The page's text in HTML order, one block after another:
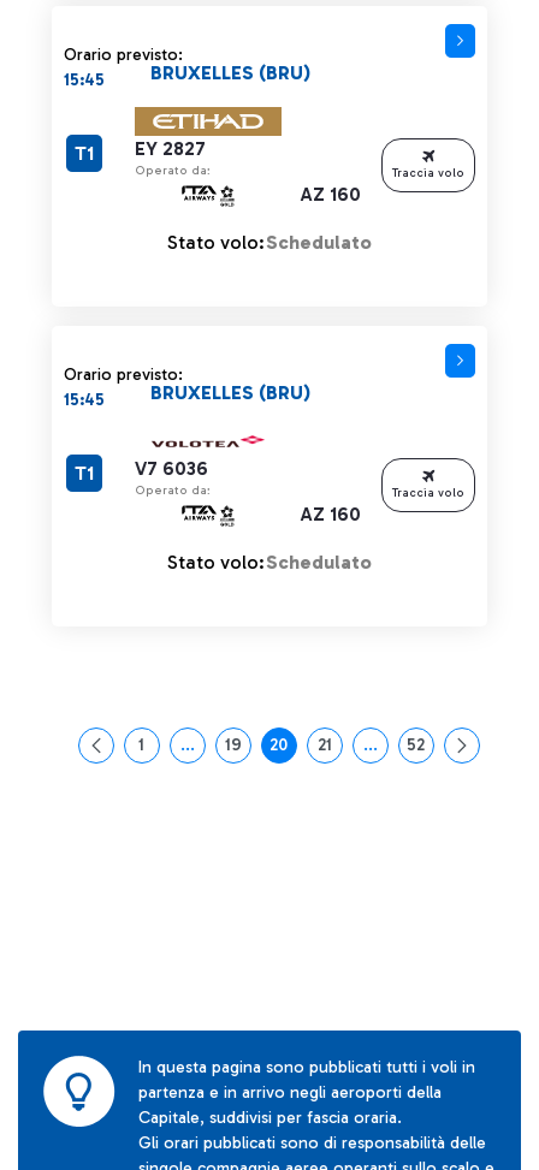
Orario previsto:
15:45
EY 2827
Operato da:
AZ 160
BRUXELLES (BRU)
T1
Stato volo:Schedulato
Traccia volo
Orario previsto:
15:45
V7 6036
Operato da:
AZ 160
BRUXELLES (BRU)
T1
Stato volo:Schedulato
Traccia volo
Pagina
1 ...Pagine intermedie Use TAB to navigate.
Pagina
19 Pagina
20 Pagina
21 ...Pagine intermedie
Pagina
52
In questa pagina sono pubblicati tutti i voli in
partenza e in arrivo negli aeroporti della
Capitale, suddivisi per fascia oraria.
Gli orari pubblicati sono di responsabilità delle